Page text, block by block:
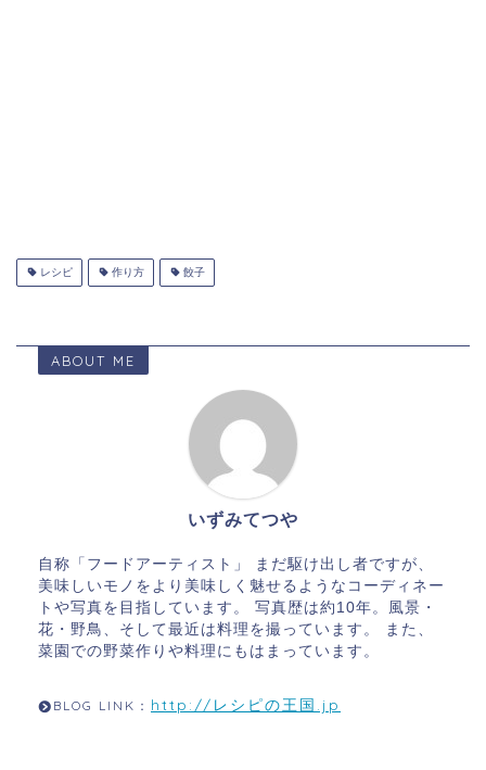
レシピ 作り方 餃子
ABOUT ME
いずみてつや
自称「フードアーティスト」 まだ駆け出し者ですが、
美味しいモノをより美味しく魅せるようなコーディネー
トや写真を目指しています。 写真歴は約10年。風景・
花・野鳥、そして最近は料理を撮っています。 また、
菜園での野菜作りや料理にもはまっています。
BLOG LINK： http://レシピの王国.jp